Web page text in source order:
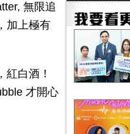
無限追
加上極有
紅白酒！
才開心